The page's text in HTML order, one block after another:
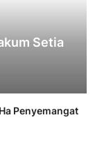
Setia
Penyemangat